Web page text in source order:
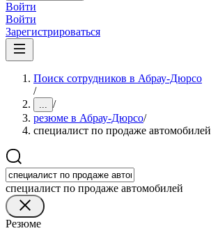
Войти
Войти
Зарегистрироваться
Поиск сотрудников в Абрау-Дюрсо
/
... /
резюме в Абрау-Дюрсо/
специалист по продаже автомобилей
специалист по продаже автомобилей
Резюме